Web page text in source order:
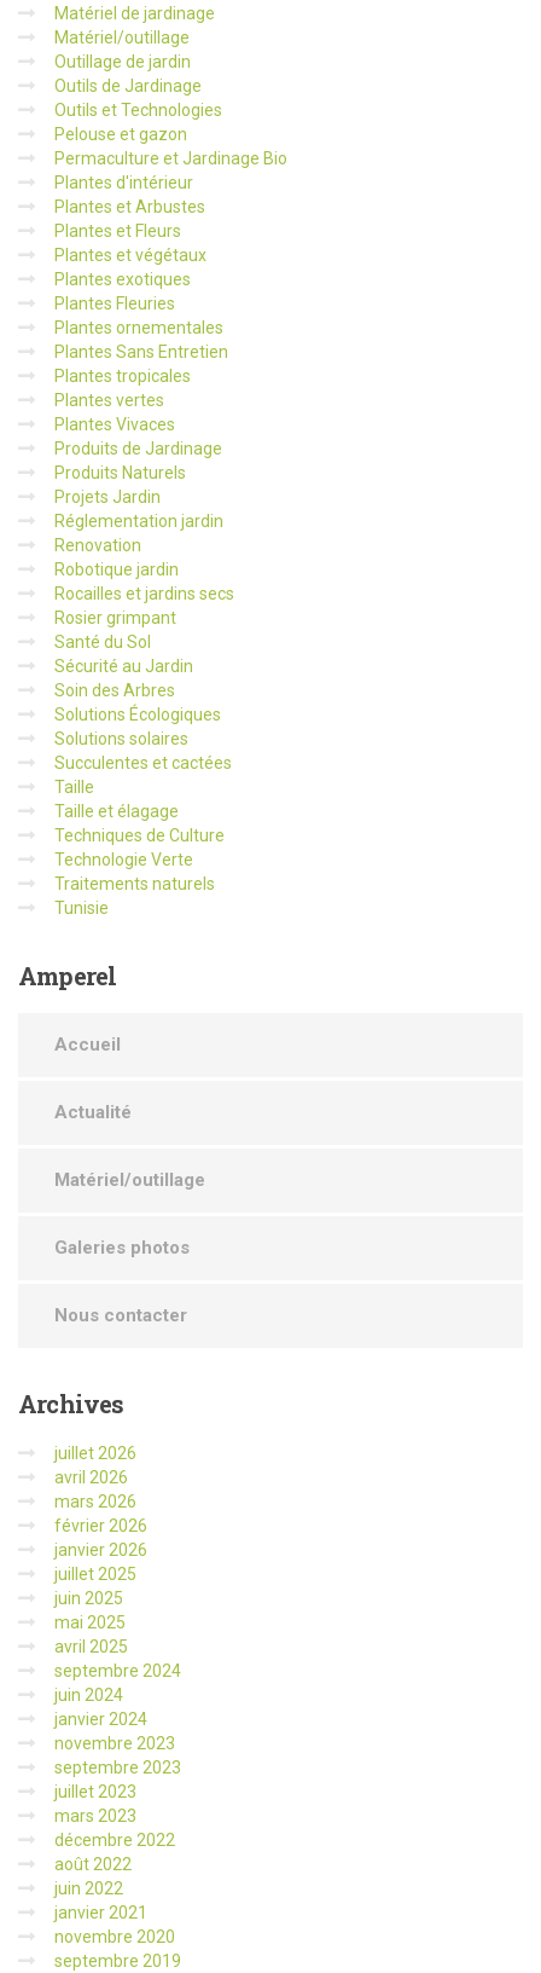
Matériel de jardinage
Matériel/outillage
Outillage de jardin
Outils de Jardinage
Outils et Technologies
Pelouse et gazon
Permaculture et Jardinage Bio
Plantes d'intérieur
Plantes et Arbustes
Plantes et Fleurs
Plantes et végétaux
Plantes exotiques
Plantes Fleuries
Plantes ornementales
Plantes Sans Entretien
Plantes tropicales
Plantes vertes
Plantes Vivaces
Produits de Jardinage
Produits Naturels
Projets Jardin
Réglementation jardin
Renovation
Robotique jardin
Rocailles et jardins secs
Rosier grimpant
Santé du Sol
Sécurité au Jardin
Soin des Arbres
Solutions Écologiques
Solutions solaires
Succulentes et cactées
Taille
Taille et élagage
Techniques de Culture
Technologie Verte
Traitements naturels
Tunisie
Amperel
Accueil
Actualité
Matériel/outillage
Galeries photos
Nous contacter
Archives
juillet 2026
avril 2026
mars 2026
février 2026
janvier 2026
juillet 2025
juin 2025
mai 2025
avril 2025
septembre 2024
juin 2024
janvier 2024
novembre 2023
septembre 2023
juillet 2023
mars 2023
décembre 2022
août 2022
juin 2022
janvier 2021
novembre 2020
septembre 2019